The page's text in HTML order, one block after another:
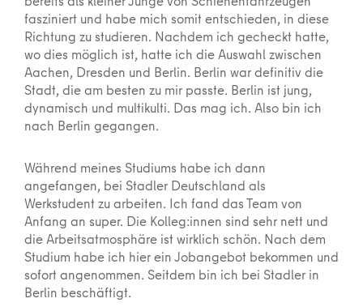
fasziniert und habe mich somit entschieden, in diese
Richtung zu studieren. Nachdem ich gecheckt hatte,
wo dies möglich ist, hatte ich die Auswahl zwischen
Aachen, Dresden und Berlin. Berlin war definitiv die
Stadt, die am besten zu mir passte. Berlin ist jung,
dynamisch und multikulti. Das mag ich. Also bin ich
nach Berlin gegangen.
Während meines Studiums habe ich dann
angefangen, bei Stadler Deutschland als
Werkstudent zu arbeiten. Ich fand das Team von
Anfang an super. Die Kolleg:innen sind sehr nett und
die Arbeitsatmosphäre ist wirklich schön. Nach dem
Studium habe ich hier ein Jobangebot bekommen und
sofort angenommen. Seitdem bin ich bei Stadler in
Berlin beschäftigt.